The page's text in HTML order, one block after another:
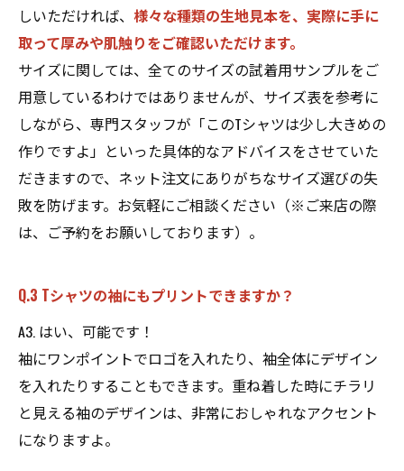
しいただければ、 様々な種類の生地見本を、実際に手に
取って厚みや肌触りをご確認いただけます。
サイズに関しては、全てのサイズの試着用サンプルをご
用意しているわけではありませんが、サイズ表を参考に
しながら、専門スタッフが「このTシャツは少し大きめの
作りですよ」といった具体的なアドバイスをさせていた
だきますので、ネット注文にありがちなサイズ選びの失
敗を防げます。お気軽にご相談ください（※ご来店の際
は、ご予約をお願いしております）。
Q.3 Tシャツの袖にもプリントできますか？
A3. はい、可能です！
袖にワンポイントでロゴを入れたり、袖全体にデザイン
を入れたりすることもできます。重ね着した時にチラリ
と見える袖のデザインは、非常におしゃれなアクセント
になりますよ。